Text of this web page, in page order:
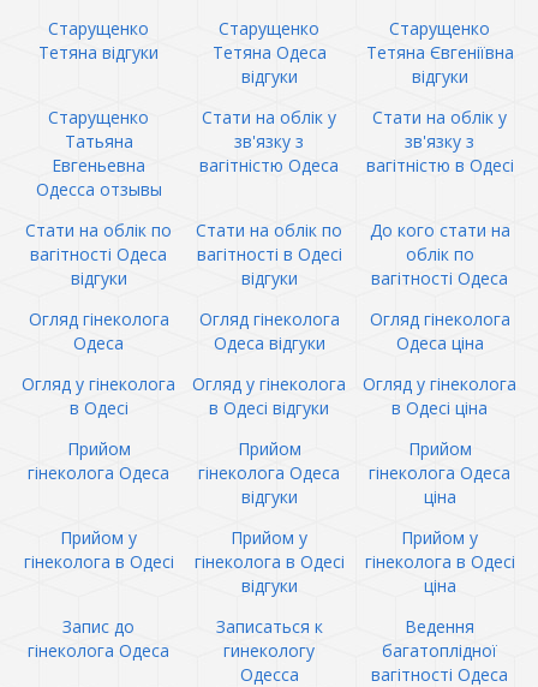
Старущенко
Тетяна відгуки
Старущенко
Тетяна Одеса
відгуки
Старущенко
Тетяна Євгеніївна
відгуки
Старущенко
Татьяна
Евгеньевна
Одесса отзывы
Стати на облік у
зв'язку з
вагітністю Одеса
Стати на облік у
зв'язку з
вагітністю в Одесі
Стати на облік по
вагітності Одеса
відгуки
Стати на облік по
вагітності в Одесі
відгуки
До кого стати на
облік по
вагітності Одеса
Огляд гінеколога
Одеса
Огляд гінеколога
Одеса відгуки
Огляд гінеколога
Одеса ціна
Огляд у гінеколога
в Одесі
Огляд у гінеколога
в Одесі відгуки
Огляд у гінеколога
в Одесі ціна
Прийом
гінеколога Одеса
Прийом
гінеколога Одеса
відгуки
Прийом
гінеколога Одеса
ціна
Прийом у
гінеколога в Одесі
Прийом у
гінеколога в Одесі
відгуки
Прийом у
гінеколога в Одесі
ціна
Запис до
гінеколога Одеса
Записаться к
гинекологу
Одесса
Ведення
багатоплідної
вагітності Одеса